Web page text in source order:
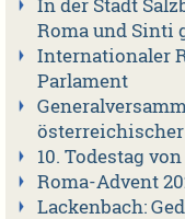
In der Stadt
Roma und Sinti
Internationaler
Parlament
10. Todestag
Roma-Advent
Lackenbach: